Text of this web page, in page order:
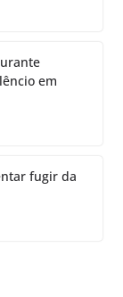
em
fugir da